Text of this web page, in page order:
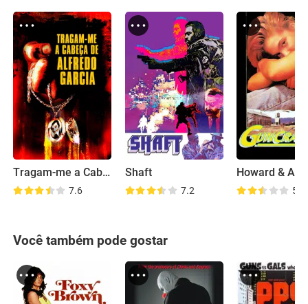
Tragam-me a Cabeça de Alfredo Garcia
7.6
Shaft
7.2 5.5
Você também pode gostar